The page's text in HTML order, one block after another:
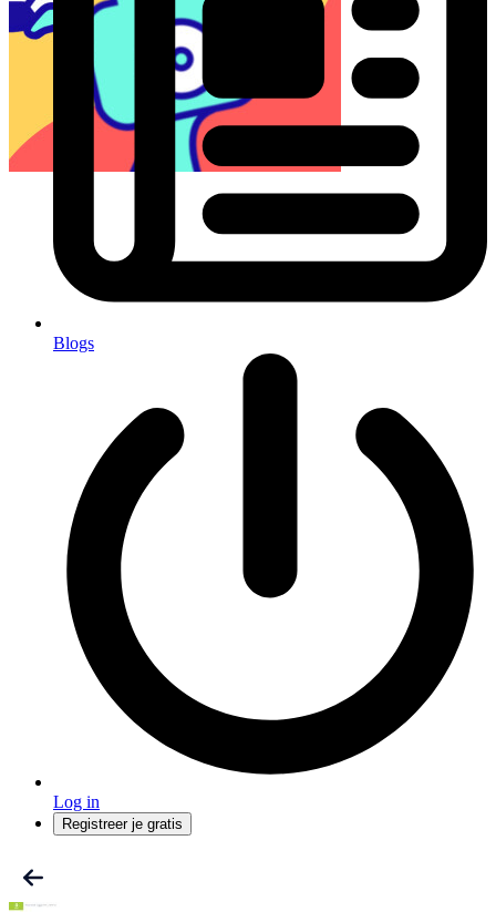
Blogs
Log in
Registreer je gratis